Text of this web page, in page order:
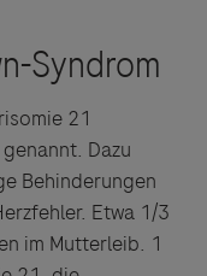
21
Dazu
Behinderungen
Etwa 1/3
im Mutterleib. 1
äußert
Dritter und
für
ab.